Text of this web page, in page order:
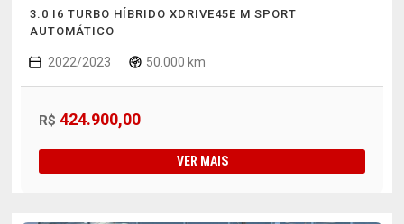
3.0 I6 TURBO HÍBRIDO XDRIVE45E M SPORT
AUTOMÁTICO
2022/2023 50.000 km
R$ 424.900,00
VER MAIS